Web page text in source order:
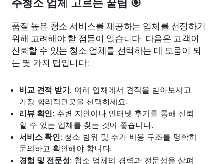
주청소 업체 고르는 꿀팁 🎯
품질 높은 청소 서비스를 제공하는 업체를 선정하기
위해 고려해야 할 점들이 있습니다. 다음은 고객이
신뢰할 수 있는 청소 업체를 선택하는 데 도움이 되
는 몇 가지 팁입니다:
비교 견적 받기: 여러 업체에서 견적을 받아보시고
가장 합리적인곳을 선택하세요.
리뷰 확인: 주변 지인이나 인터넷 후기를 통해 신뢰
할 수 있는 업체를 찾는 것이 좋습니다.
서비스 확인: 청소 범위 및 추가 비용 구조를 명확히
문의하고 확인해야 합니다.
경험 및 전문성: 청소 업체의 경력과 전문성을 살펴